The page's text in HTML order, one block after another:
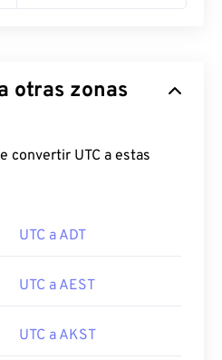
otras zonas
convertir UTC a estas
UTC a ADT
UTC a AEST
UTC a AKST